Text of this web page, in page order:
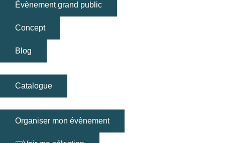
Évènement grand public
Concept
Blog
Catalogue
Organiser mon évènement